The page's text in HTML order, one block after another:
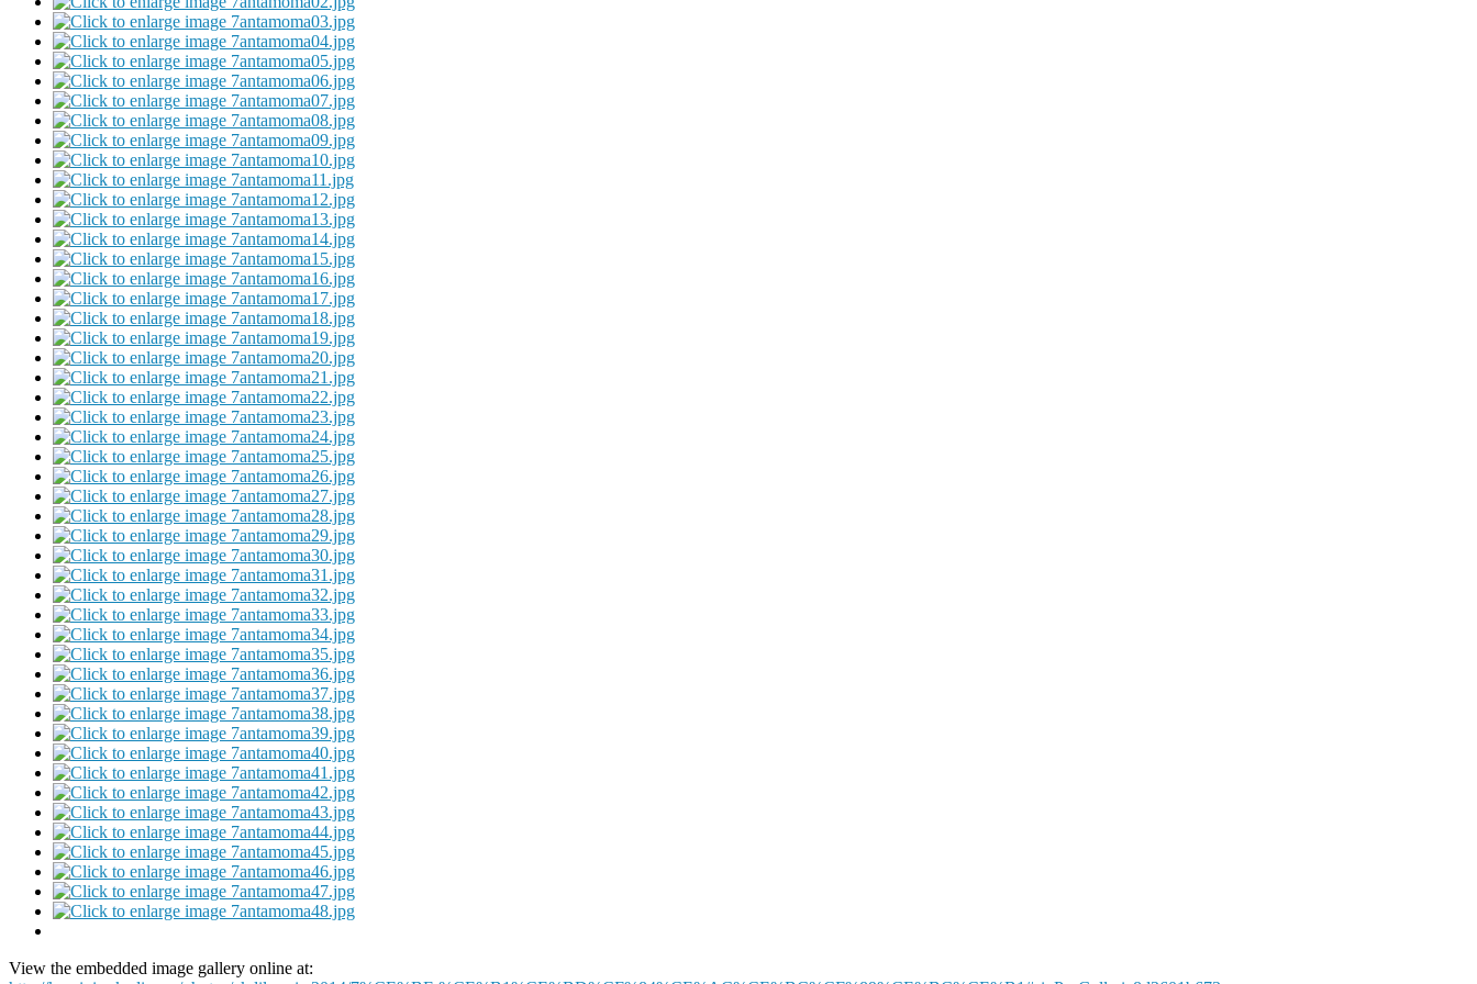
View the embedded image gallery online at: